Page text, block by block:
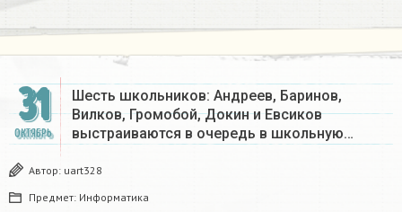
31
ОКТЯБРЬ
Шесть школьников: Андреев, Баринов,
Вилков, Громобой, Докин и Евсиков
выстраиваются в очередь в школьную…
Автор: uart328
Предмет: Информатика